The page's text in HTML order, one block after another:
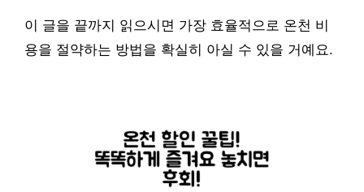
이 글을 끝까지 읽으시면 가장 효율적으로 온천 비
용을 절약하는 방법을 확실히 아실 수 있을 거예요.